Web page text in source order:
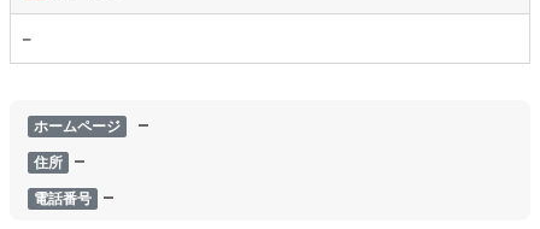
–
ホームページ –
住所 –
電話番号 –